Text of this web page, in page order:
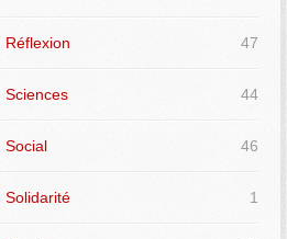
Réflexion 47
Sciences 44
Social 46
Solidarité 1